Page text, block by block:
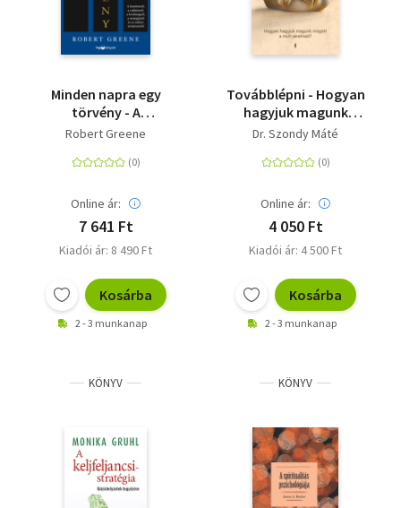
Minden napra egy
törvény - A
hatalomról, a
kiválóságról, a
emberi természetről
Robert Greene
Online ár:
7 641 Ft
Kiadói ár: 8 490 Ft
Kosárba
2 - 3 munkanap
Továbblépni - Hogyan
hagyjuk magunk
mögött a múlt
Dr. Szondy Máté
Online ár:
4 050 Ft
Kiadói ár: 4 500 Ft
Kosárba
2 - 3 munkanap
KÖNYV KÖNYV